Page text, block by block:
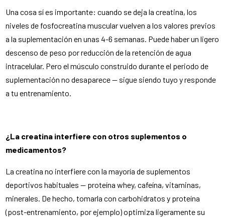
Una cosa sí es importante: cuando se deja la creatina, los
niveles de fosfocreatina muscular vuelven a los valores previos
a la suplementación en unas 4-6 semanas. Puede haber un ligero
descenso de peso por reducción de la retención de agua
intracelular. Pero el músculo construido durante el periodo de
suplementación no desaparece — sigue siendo tuyo y responde
a tu entrenamiento.
¿La creatina interfiere con otros suplementos o
medicamentos?
La creatina no interfiere con la mayoría de suplementos
deportivos habituales — proteína whey, cafeína, vitaminas,
minerales. De hecho, tomarla con carbohidratos y proteína
(post-entrenamiento, por ejemplo) optimiza ligeramente su